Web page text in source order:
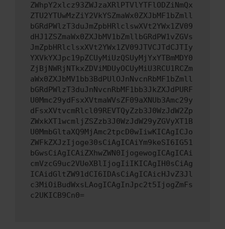
ZWhpY2xlcz93ZWJzaXRlPTVlYTFlODZiNmQx
ZTU2YTUwMzZiY2VkYSZmaWx0ZXJbMF1bZmll
bGRdPWlzT3duJmZpbHRlclswXVt2YWx1ZV09
dHJ1ZSZmaWx0ZXJbMV1bZmllbGRdPW1vZGVs
JmZpbHRlclsxXVt2YWx1ZV09JTVCJTdCJTIy
YXVkYXJpc19pZCUyMiUzQSUyMjYxYTBmMDY0
ZjBjNWRjNTkxZDViMDUyOCUyMiU3RCU1RCZm
aWx0ZXJbMV1bb3BdPUlOJnNvcnRbMF1bZmll
bGRdPWlzT3duJnNvcnRbMF1bb3JkZXJdPURF
U0Mmc29ydFsxXVtmaWVsZF09aXNUb3Amc29y
dFsxXVtvcmRlcl09REVTQyZzb3J0WzJdW2Zp
ZWxkXT1wcmljZSZzb3J0WzJdW29yZGVyXT1B
U0MmbGltaXQ9MjAmc2tpcD0wIiwKICAgICJo
ZWFkZXJzIjoge30sCiAgICAiYm9keSI6IG51
bGwsCiAgICAiZXhwZWN0IjogewogICAgICAi
cmVzcG9uc2VUeXBlIjogIiIKICAgIH0sCiAg
ICAidGltZW91dCI6IDAsCiAgICAicHJvZ3Jl
c3MiOiBudWxsLAogICAgInJpc2t5IjogZmFs
c2UKICB9Cn0=